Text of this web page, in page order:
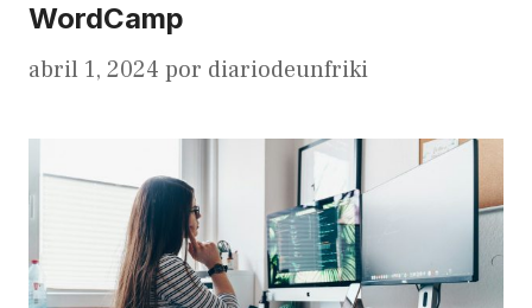
WordCamp
abril 1, 2024 por diariodeunfriki